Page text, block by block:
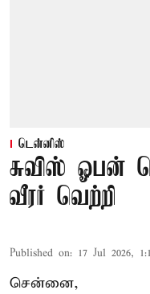
டென்னிஸ்
சுவிஸ் ஓபன்
வீரர் வெற்றி
Published on: 17 Jul 2026,
சென்னை,